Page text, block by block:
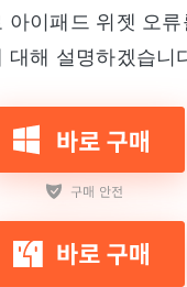
아이패드 위젯 오
해 설명하겠습니